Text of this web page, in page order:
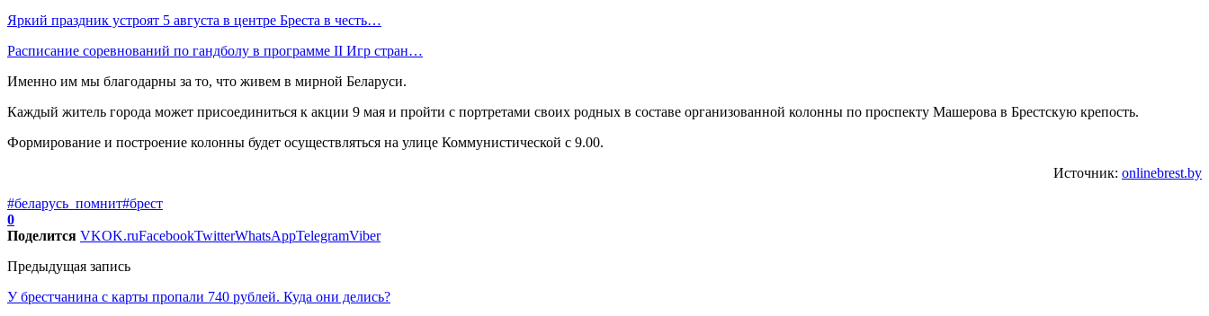
Яркий праздник устроят 5 августа в центре Бреста в честь…
Расписание соревнований по гандболу в программе II Игр стран…
Именно им мы благодарны за то, что живем в мирной Беларуси.
Каждый житель города может присоединиться к акции 9 мая и пройти с портретами своих родных в составе организованной колонны по проспекту Машерова в Брестскую крепость.
Формирование и построение колонны будет осуществляться на улице Коммунистической с 9.00.
Источник: onlinebrest.by
#беларусь_помнит#брест
0
Поделится VKOK.ruFacebookTwitterWhatsAppTelegramViber
Предыдущая запись
У брестчанина с карты пропали 740 рублей. Куда они делись?